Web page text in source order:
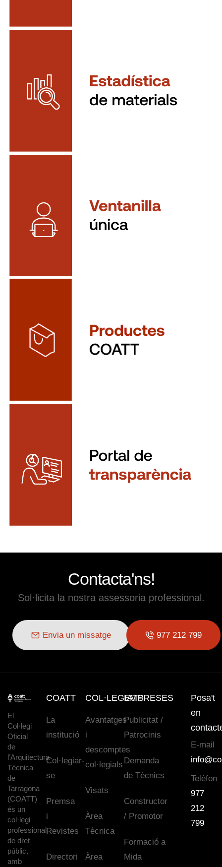
Contacta'ns!
Sol·licita la nostra assessoria professional.
Envia un missatge 977 212 799
El
Col·legi
Oficial
de
l’Arquitectura
Tècnica
de
Tarragona
(COATT)
és un
col·legi
professional
de dret
públic,
amb
COATT
La
institució
Col·legiar-
se
Premsa
i
Revistes
Directori
COL·LEGIATS
Avantatges
i
descomptes
col·legials
Visats
Àrea
Tècnica
Àrea
EMPRESES
Publicitat /
Patrocinis
Demanda
de Tècnics
Constructor
/ Promotor
Formació a
Mida
Posa't
en
E-mail
Telèfon
977
212
799